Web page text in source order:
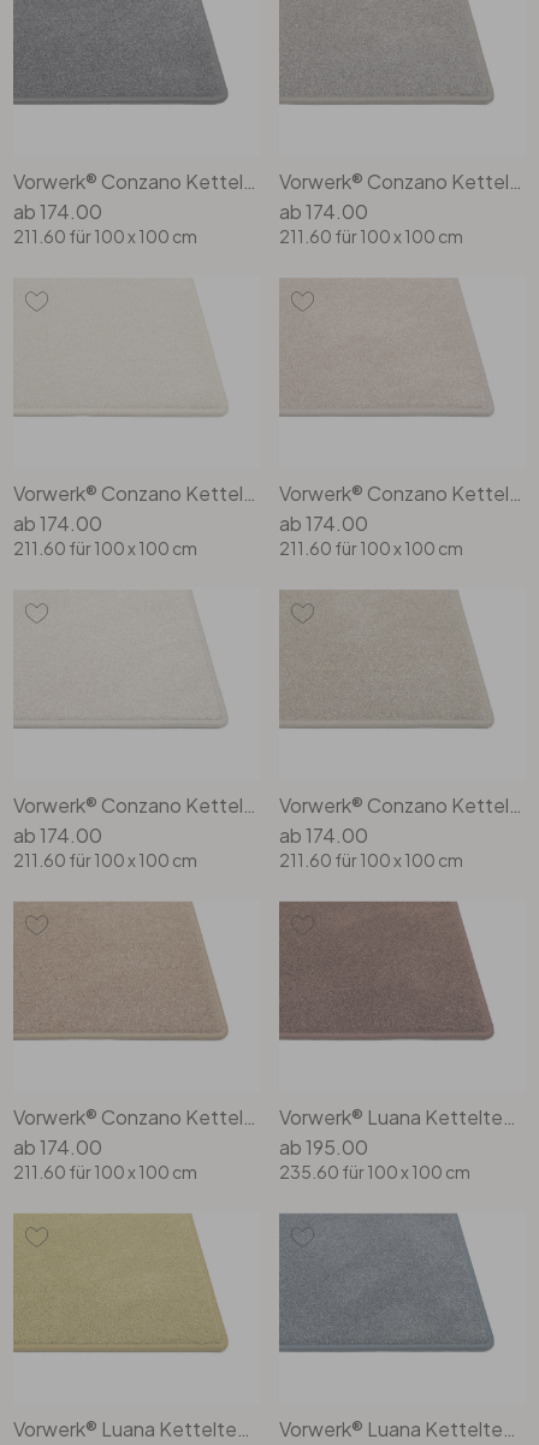
Vorwerk® Conzano Kettelteppich Rechteck Wunschmass in 5v30
ab174.00
211.60 für 100 x 100 cm
Vorwerk® Conzano Kettelteppich Rechteck Wunschmass in 5v31
ab174.00
211.60 für 100 x 100 cm
Vorwerk® Conzano Kettelteppich Rechteck Wunschmass in 6c56
ab174.00
211.60 für 100 x 100 cm
Vorwerk® Conzano Kettelteppich Rechteck Wunschmass in 8h99
ab174.00
211.60 für 100 x 100 cm
Vorwerk® Conzano Kettelteppich Rechteck Wunschmass in 8j00
ab174.00
211.60 für 100 x 100 cm
Vorwerk® Conzano Kettelteppich Rechteck Wunschmass in 8j01
ab174.00
211.60 für 100 x 100 cm
Vorwerk® Conzano Kettelteppich Rechteck Wunschmass in 8l92
ab174.00
211.60 für 100 x 100 cm
Vorwerk® Luana Kettelteppich Rechteck Wunschmass in 1q47
ab195.00
235.60 für 100 x 100 cm
Vorwerk® Luana Kettelteppich Rechteck Wunschmass in 2g20
Vorwerk® Luana Kettelteppich Rechteck Wunschmass in 3s53